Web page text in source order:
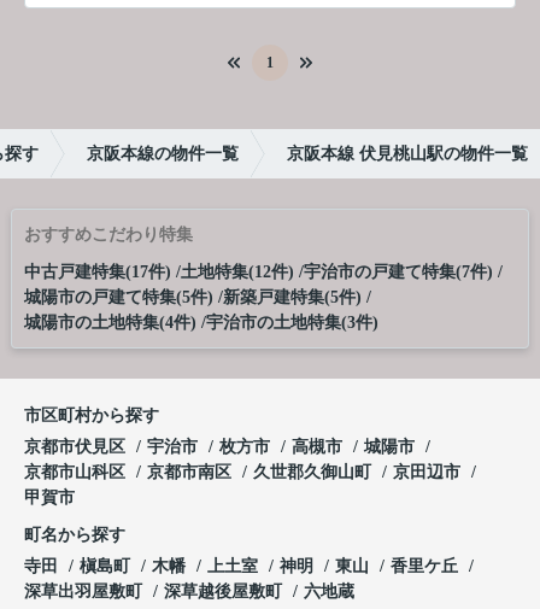
1
探す 京阪本線の物件一覧 京阪本線 伏見桃山駅の物件一覧
おすすめこだわり特集
中古戸建特集(17件) 土地特集(12件) 宇治市の戸建て特集(7件)
城陽市の戸建て特集(5件) 新築戸建特集(5件)
城陽市の土地特集(4件) 宇治市の土地特集(3件)
市区町村から探す
京都市伏見区
宇治市 枚方市 高槻市
城陽市
京都市山科区
京都市南区 久世郡久御山町
京田辺市
甲賀市
町名から探す
寺田
槇島町 木幡 上土室 神明 東山
香里ケ丘
深草出羽屋敷町
深草越後屋敷町 六地蔵